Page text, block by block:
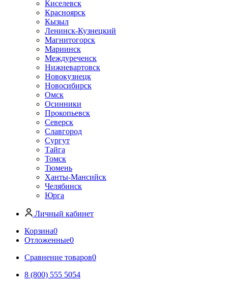
Киселевск
Красноярск
Кызыл
Ленинск-Кузнецкий
Магнитогорск
Мариинск
Междуреченск
Нижневартовск
Новокузнецк
Новосибирск
Омск
Осинники
Прокопьевск
Северск
Славгород
Сургут
Тайга
Томск
Тюмень
Ханты-Мансийск
Челябинск
Юрга
Личный кабинет
Корзина0
Отложенные0
Сравнение товаров0
8 (800) 555 5054